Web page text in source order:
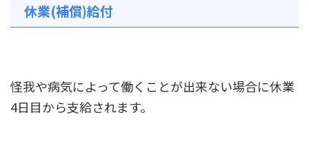
休業(補償)給付
怪我や病気によって働くことが出来ない場合に休業
4日目から支給されます。